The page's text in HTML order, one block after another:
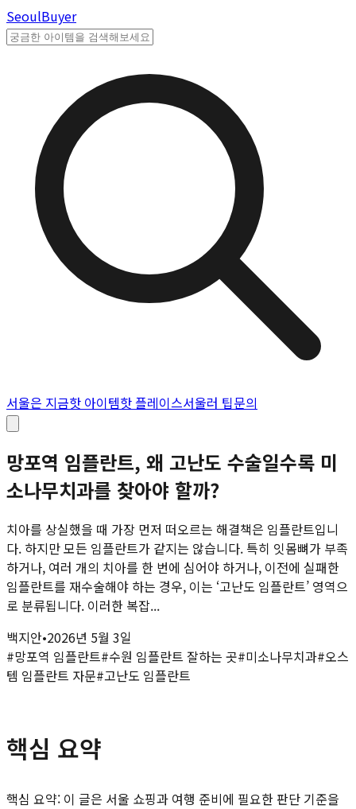
SeoulBuyer
서울은 지금핫 아이템핫 플레이스서울러 팁문의
망포역 임플란트, 왜 고난도 수술일수록 미
소나무치과를 찾아야 할까?
치아를 상실했을 때 가장 먼저 떠오르는 해결책은 임플란트입니
다. 하지만 모든 임플란트가 같지는 않습니다. 특히 잇몸뼈가 부족
하거나, 여러 개의 치아를 한 번에 심어야 하거나, 이전에 실패한
임플란트를 재수술해야 하는 경우, 이는 ‘고난도 임플란트’ 영역으
로 분류됩니다. 이러한 복잡...
백지안•2026년 5월 3일
#망포역 임플란트#수원 임플란트 잘하는 곳#미소나무치과#오스
템 임플란트 자문#고난도 임플란트
핵심 요약
핵심 요약: 이 글은 서울 쇼핑과 여행 준비에 필요한 판단 기준을